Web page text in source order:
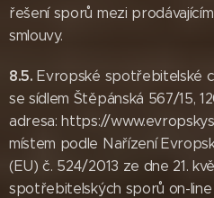
řešení sporů mezi
smlouvy.
8.5.Evropské spotřebitelské
se sídlem Štěpánská 567/15,
adresa: https://
místem podle Nařízení
(EU) č. 524/2013 ze dne 21.
spotřebitelských sporů on-line